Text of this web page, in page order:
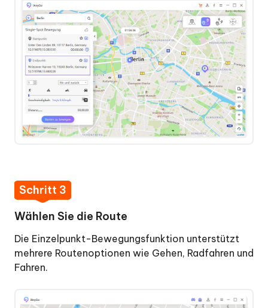
Schritt 3
Wählen Sie die Route
Die Einzelpunkt-Bewegungsfunktion unterstützt
mehrere Routenoptionen wie Gehen, Radfahren und
Fahren.